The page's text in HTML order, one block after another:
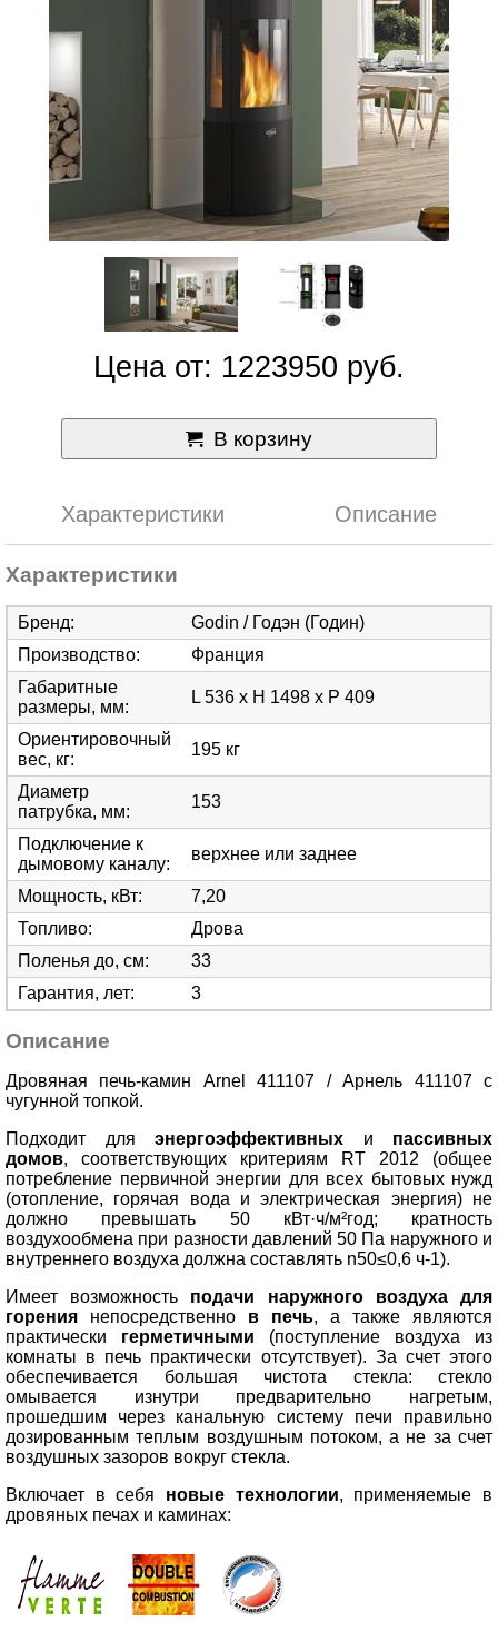
Цена от: 1223950 руб.
В корзину
Характеристики Описание
Характеристики
Бренд:
Godin / Годэн (Годин)
Производство:
Франция
Габаритные
размеры, мм:
L 536 x H 1498 x P 409
Ориентировочный
вес, кг:
195 кг
Диаметр
патрубка, мм:
153
Подключение к
дымовому каналу:
верхнее или заднее
Мощность, кВт:
7,20
Топливо:
Дрова
Поленья до, см:
33
Гарантия, лет: 3
Описание
Дровяная печь-камин Arnel 411107 / Арнель 411107 с
чугунной топкой.
Подходит для энергоэффективных и пассивных
домов, соответствующих критериям RT 2012 (общее
потребление первичной энергии для всех бытовых нужд
(отопление, горячая вода и электрическая энергия) не
должно превышать 50 кВт·ч/м²год; кратность
воздухообмена при разности давлений 50 Па наружного и
внутреннего воздуха должна составлять n50≤0,6 ч-1).
Имеет возможность подачи наружного воздуха для
горения непосредственно в печь, а также являются
практически герметичными (поступление воздуха из
комнаты в печь практически отсутствует). За счет этого
обеспечивается большая чистота стекла: стекло
омывается изнутри предварительно нагретым,
прошедшим через канальную систему печи правильно
дозированным теплым воздушным потоком, а не за счет
воздушных зазоров вокруг стекла.
Включает в себя новые технологии, применяемые в
дровяных печах и каминах: